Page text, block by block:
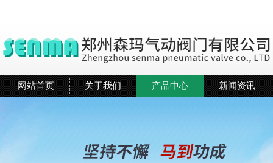
网站首页 关于我们 产品中心 新闻资讯